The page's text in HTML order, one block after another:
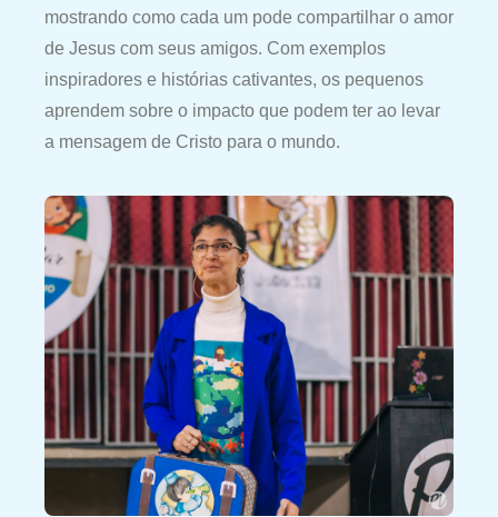
mostrando como cada um pode compartilhar o amor
de Jesus com seus amigos. Com exemplos
inspiradores e histórias cativantes, os pequenos
aprendem sobre o impacto que podem ter ao levar
a mensagem de Cristo para o mundo.